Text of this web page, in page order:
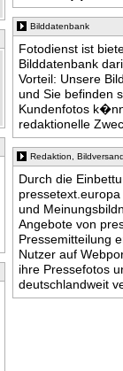
Bilddatenbank
Fotodienst ist
Bilddatenbank
Vorteil: Unsere
und Sie befinden
Kundenfotos
redaktionelle
Redaktion,
Durch die
und
Angebote von
Pressemitteilung
Nutzer auf
ihre Pressefotos
deutschlandweit